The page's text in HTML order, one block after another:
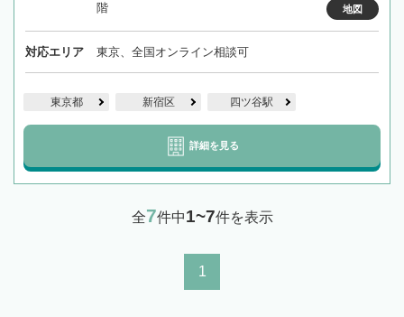
階
地図
対応エリア 東京、全国オンライン相談可
東京都 新宿区 四ツ谷駅
詳細を見る
全7件中1~7件を表示
1